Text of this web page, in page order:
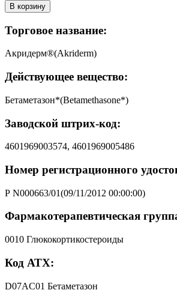
В корзину
Торговое название:
Акридерм®(Akriderm)
Действующее вещество:
Бетаметазон*(Betamethasone*)
Заводской штрих-код:
4601969003574, 4601969005486
Номер регистрационного
Р N000663/01(09/11/2012 00:00:00)
Фармакотерапевтическая
0010 Глюкокортикостероиды
Код АТХ:
D07AC01 Бетаметазон